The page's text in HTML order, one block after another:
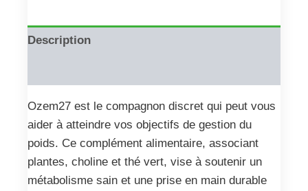
Description
Ozem27 est le compagnon discret qui peut vous
aider à atteindre vos objectifs de gestion du
poids. Ce complément alimentaire, associant
plantes, choline et thé vert, vise à soutenir un
métabolisme sain et une prise en main durable